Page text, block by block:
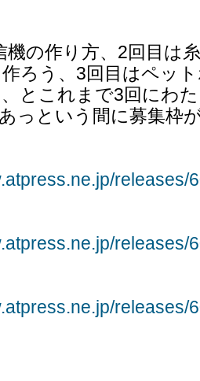
機の作り方、2回目は
ろう、3回目はペッ
とこれまで3回にわ
っという間に募集枠
releases/
releases/
releases/